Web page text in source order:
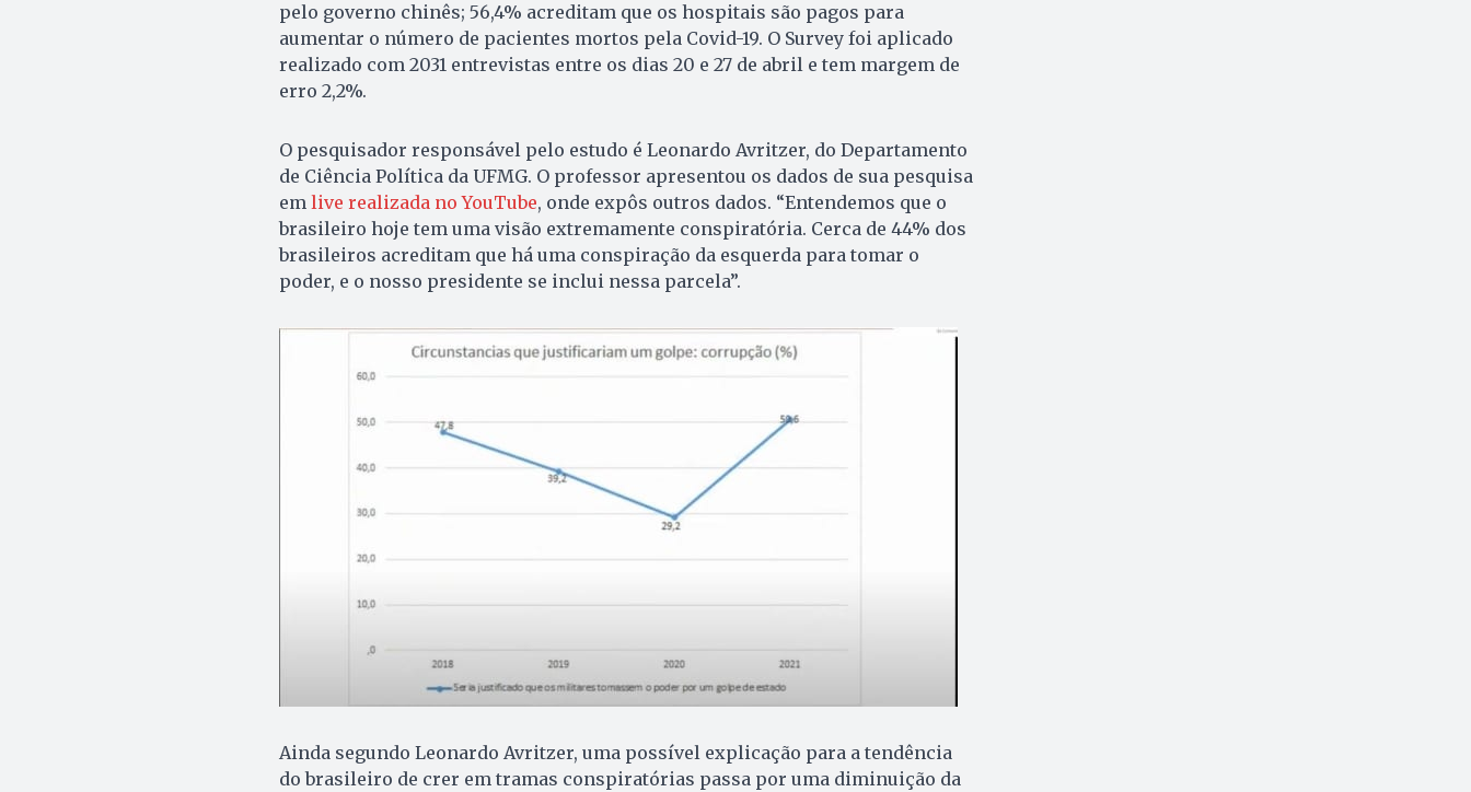
pelo governo chinês; 56,4% acreditam que os hospitais são pagos para
aumentar o número de pacientes mortos pela Covid-19. O Survey foi aplicado
realizado com 2031 entrevistas entre os dias 20 e 27 de abril e tem margem de
erro 2,2%.
O pesquisador responsável pelo estudo é Leonardo Avritzer, do Departamento
de Ciência Política da UFMG. O professor apresentou os dados de sua pesquisa
em live realizada no YouTube, onde expôs outros dados. “Entendemos que o
brasileiro hoje tem uma visão extremamente conspiratória. Cerca de 44% dos
brasileiros acreditam que há uma conspiração da esquerda para tomar o
poder, e o nosso presidente se inclui nessa parcela”.
Ainda segundo Leonardo Avritzer, uma possível explicação para a tendência
do brasileiro de crer em tramas conspiratórias passa por uma diminuição da